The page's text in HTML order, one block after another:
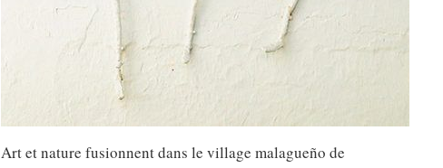
Art et nature fusionnent dans le village malagueño de